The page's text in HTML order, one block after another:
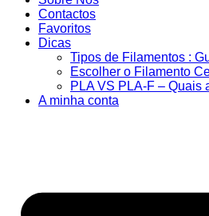
Contactos
Favoritos
Dicas
Tipos de Filamentos :
Escolher o Filamento
PLA VS PLA-F – Quais
A minha conta